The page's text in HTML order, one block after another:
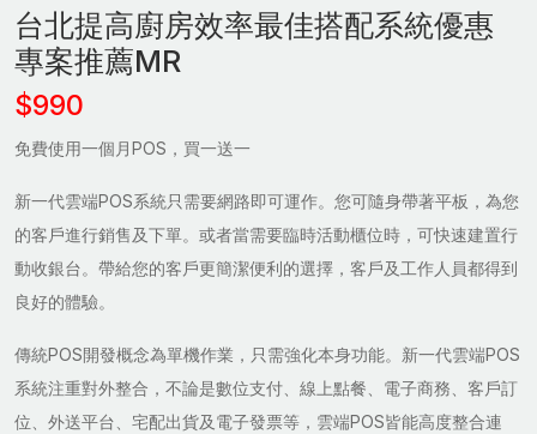
台北提高廚房效率最佳搭配系統優惠
專案推薦MR
$990
免費使用一個月POS，買一送一
新一代雲端POS系統只需要網路即可運作。您可隨身帶著平板，為您
的客戶進行銷售及下單。或者當需要臨時活動櫃位時，可快速建置行
動收銀台。帶給您的客戶更簡潔便利的選擇，客戶及工作人員都得到
良好的體驗。
傳統POS開發概念為單機作業，只需強化本身功能。新一代雲端POS
系統注重對外整合，不論是數位支付、線上點餐、電子商務、客戶訂
位、外送平台、宅配出貨及電子發票等，雲端POS皆能高度整合連